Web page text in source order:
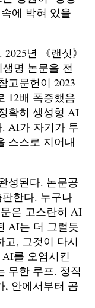
에 박혀 있을
년 《랜싯》
명 논문을 전
고문헌이 2023
12배 폭증했음
확히 생성형 AI
AI가 자기가 투
스스로 지어내
성된다. 논문공
한다. 누구나
은 고스란히 AI
AI는 더 그럴듯
고, 그것이 다시
를 오염시킨
무한 루프. 정직
, 안에서부터 곰